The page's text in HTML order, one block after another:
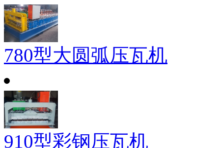
780型大圆弧压瓦机
910型彩钢压瓦机